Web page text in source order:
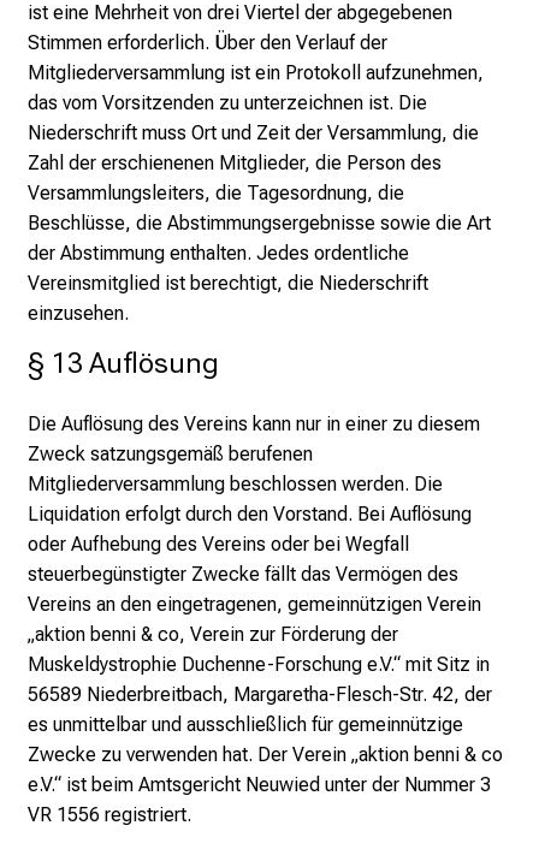
ist eine Mehrheit von drei Viertel der abgegebenen
Stimmen erforderlich. Über den Verlauf der
Mitgliederversammlung ist ein Protokoll aufzunehmen,
das vom Vorsitzenden zu unterzeichnen ist. Die
Niederschrift muss Ort und Zeit der Versammlung, die
Zahl der erschienenen Mitglieder, die Person des
Versammlungsleiters, die Tagesordnung, die
Beschlüsse, die Abstimmungsergebnisse sowie die Art
der Abstimmung enthalten. Jedes ordentliche
Vereinsmitglied ist berechtigt, die Niederschrift
einzusehen.
§ 13 Auflösung
Die Auflösung des Vereins kann nur in einer zu diesem
Zweck satzungsgemäß berufenen
Mitgliederversammlung beschlossen werden. Die
Liquidation erfolgt durch den Vorstand. Bei Auflösung
oder Aufhebung des Vereins oder bei Wegfall
steuerbegünstigter Zwecke fällt das Vermögen des
Vereins an den eingetragenen, gemeinnützigen Verein
„aktion benni & co, Verein zur Förderung der
Muskeldystrophie Duchenne-Forschung e.V.“ mit Sitz in
56589 Niederbreitbach, Margaretha-Flesch-Str. 42, der
es unmittelbar und ausschließlich für gemeinnützige
Zwecke zu verwenden hat. Der Verein „aktion benni & co
e.V.“ ist beim Amtsgericht Neuwied unter der Nummer 3
VR 1556 registriert.